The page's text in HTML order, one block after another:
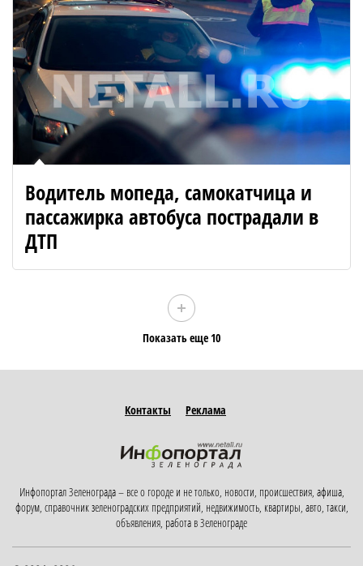
Водитель мопеда, самокатчица и
пассажирка автобуса пострадали в
ДТП
Показать еще 10
Контакты Реклама
Инфопортал Зеленограда – все о городе и не только, новости, происшествия, афиша,
форум, справочник зеленоградских предприятий, недвижимость, квартиры, авто, такси,
объявления, работа в Зеленограде